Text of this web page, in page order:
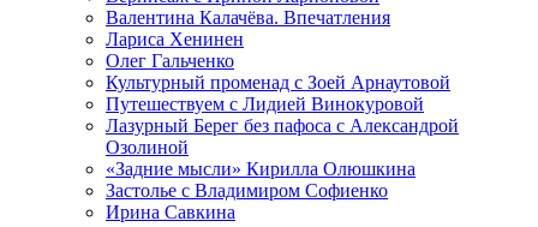
Валентина Калачёва. Впечатления
Лариса Хенинен
Олег Гальченко
Культурный променад с Зоей Арнаутовой
Путешествуем с Лидией Винокуровой
Лазурный Берег без пафоса с Александрой
Озолиной
«Задние мысли» Кирилла Олюшкина
Застолье с Владимиром Софиенко
Ирина Савкина